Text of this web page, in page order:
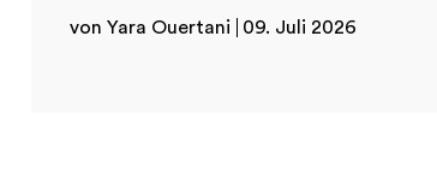
von Yara Ouertani 09. Juli 2026